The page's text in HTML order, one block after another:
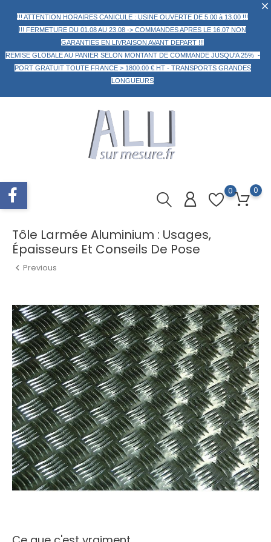
!!! ATTENTION HORAIRES CANICULE : USINE OUVERTE DE 5.00 à 13.00 !!!
!!! FERMETURE DU 01.08 AU 23.08 -> COMMANDES APRES LE 16.07 NON
GARANTIES EN LIVRAISON AVANT DEPART !!!
REMISE GLOBALE AU PANIER SELON MONTANT DE COMMANDE JUSQU'A 25% -
PORT GRATUIT TOUTE FRANCE > 1800.00 € HT - TRANSPORTS GRANDES
LONGUEURS
0 0
Tôle Larmée Aluminium : Usages,
Épaisseurs Et Conseils De Pose
 Previous